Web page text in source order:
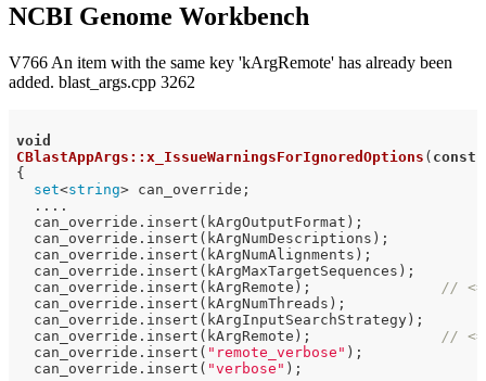
NCBI Genome Workbench
V766 An item with the same key 'kArgRemote' has already been
added. blast_args.cpp 3262
void
CBlastAppArgs::x_IssueWarningsForIgnoredOptions ( const
{
set<string> can_override;
  ....
  can_override.insert(kArgOutputFormat);
  can_override.insert(kArgNumDescriptions);
  can_override.insert(kArgNumAlignments);
  can_override.insert(kArgMaxTargetSequences);
  can_override.insert(kArgRemote);
// <=
  can_override.insert(kArgNumThreads);
  can_override.insert(kArgInputSearchStrategy);
  can_override.insert(kArgRemote);
// <=
  can_override.insert(
"remote_verbose" );
  can_override.insert(
"verbose" );